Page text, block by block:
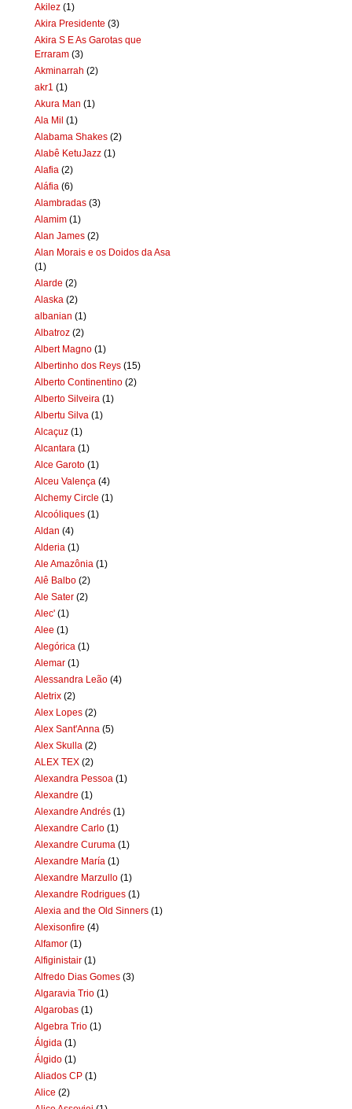
Akilez (1)
Akira Presidente (3)
Akira S E As Garotas que
Erraram (3)
Akminarrah (2)
akr1 (1)
Akura Man (1)
Ala Mil (1)
Alabama Shakes (2)
Alabê KetuJazz (1)
Alafia (2)
Aláfia (6)
Alambradas (3)
Alamim (1)
Alan James (2)
Alan Morais e os Doidos da Asa
(1)
Alarde (2)
Alaska (2)
albanian (1)
Albatroz (2)
Albert Magno (1)
Albertinho dos Reys (15)
Alberto Continentino (2)
Alberto Silveira (1)
Albertu Silva (1)
Alcaçuz (1)
Alcantara (1)
Alce Garoto (1)
Alceu Valença (4)
Alchemy Circle (1)
Alcoóliques (1)
Aldan (4)
Alderia (1)
Ale Amazônia (1)
Alê Balbo (2)
Ale Sater (2)
Alec' (1)
Alee (1)
Alegórica (1)
Alemar (1)
Alessandra Leão (4)
Aletrix (2)
Alex Lopes (2)
Alex Sant'Anna (5)
Alex Skulla (2)
ALEX TEX (2)
Alexandra Pessoa (1)
Alexandre (1)
Alexandre Andrés (1)
Alexandre Carlo (1)
Alexandre Curuma (1)
Alexandre María (1)
Alexandre Marzullo (1)
Alexandre Rodrigues (1)
Alexia and the Old Sinners (1)
Alexisonfire (4)
Alfamor (1)
Alfiginistair (1)
Alfredo Dias Gomes (3)
Algaravia Trio (1)
Algarobas (1)
Algebra Trio (1)
Álgida (1)
Álgido (1)
Aliados CP (1)
Alice (2)